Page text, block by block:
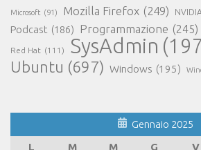
Microsoft (91) Mozilla Firefox (249)
Podcast (186) Programmazione (245)
Red Hat (111) SysAdmin
Ubuntu (697) Windows (195)
Gennaio 2025
L
M M G V